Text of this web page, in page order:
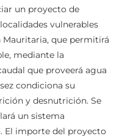
un proyecto de
vulnerables
Mauritaria, que permitirá
mediante la
que proveerá agua
condiciona su
y desnutrición. Se
un sistema
El importe del proyecto